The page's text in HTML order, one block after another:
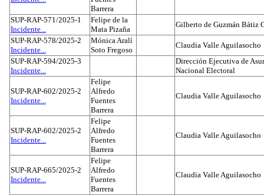
Barrera
SUP-RAP-571/2025-1
Incidente...
Felipe de la
Mata Pizaña
Gilberto de Guzmán Bátiz
SUP-RAP-578/2025-2
Incidente...
Mónica Aralí
Soto Fregoso
Claudia Valle Aguilasocho
SUP-RAP-594/2025-3
Incidente...
Dirección Ejecutiva de
Nacional Electoral
SUP-RAP-602/2025-2
Incidente...
Felipe
Alfredo
Fuentes
Barrera
Claudia Valle Aguilasocho
SUP-RAP-602/2025-2
Incidente...
Felipe
Alfredo
Fuentes
Barrera
Claudia Valle Aguilasocho
SUP-RAP-665/2025-2
Incidente...
Felipe
Alfredo
Fuentes
Barrera
Claudia Valle Aguilasocho